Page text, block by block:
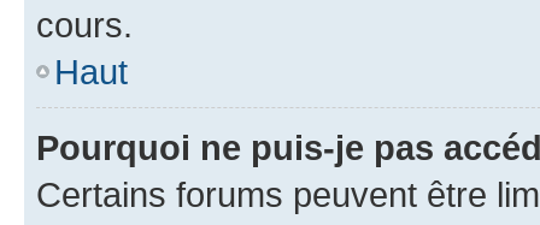
cours.
Haut
Pourquoi ne puis-je pas
Certains forums peuvent être